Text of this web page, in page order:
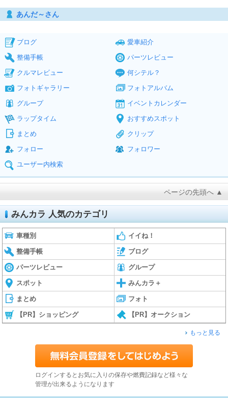
あんだ～さん
ブログ
愛車紹介
整備手帳
パーツレビュー
クルマレビュー
何シテル？
フォトギャラリー
フォトアルバム
グループ
イベントカレンダー
ラップタイム
おすすめスポット
まとめ
クリップ
フォロー
フォロワー
ユーザー内検索
ページの先頭へ ▲
みんカラ 人気のカテゴリ
車種別 イイね！
整備手帳 ブログ
パーツレビュー グループ
スポット みんカラ＋
まとめ フォト
【PR】ショッピング 【PR】オークション
もっと見る
ログインするとお気に入りの保存や燃費記録など様々な
管理が出来るようになります